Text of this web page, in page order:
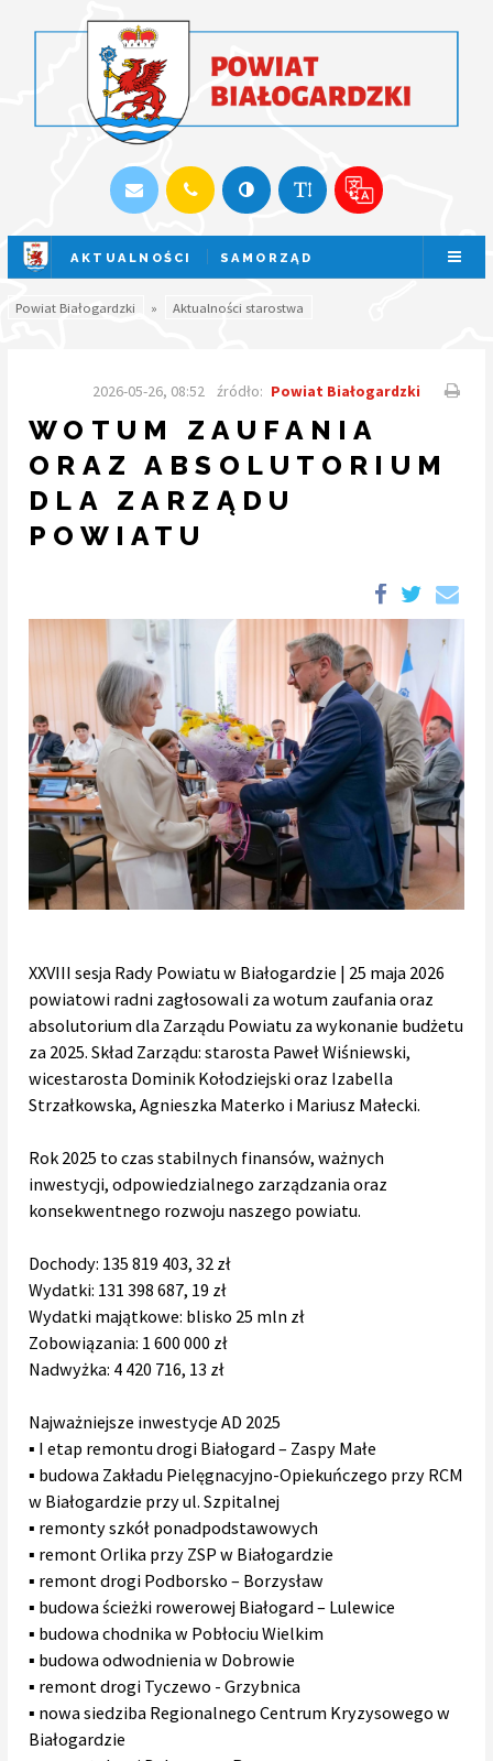
AKTUALNOŚCI SAMORZĄD
SESJA NA ŻYWO
Powiat Białogardzki » Aktualności starostwa
2026-05-26, 08:52 źródło: Powiat Białogardzki
WOTUM ZAUFANIA
ORAZ ABSOLUTORIUM
DLA ZARZĄDU
POWIATU
XXVIII sesja Rady Powiatu w Białogardzie | 25 maja 2026
powiatowi radni zagłosowali za wotum zaufania oraz
absolutorium dla Zarządu Powiatu za wykonanie budżetu
za 2025. Skład Zarządu: starosta Paweł Wiśniewski,
wicestarosta Dominik Kołodziejski oraz Izabella
Strzałkowska, Agnieszka Materko i Mariusz Małecki.
Rok 2025 to czas stabilnych finansów, ważnych
inwestycji, odpowiedzialnego zarządzania oraz
konsekwentnego rozwoju naszego powiatu.
Dochody: 135 819 403, 32 zł
Wydatki: 131 398 687, 19 zł
Wydatki majątkowe: blisko 25 mln zł
Zobowiązania: 1 600 000 zł
Nadwyżka: 4 420 716, 13 zł
Najważniejsze inwestycje AD 2025
▪️ I etap remontu drogi Białogard – Zaspy Małe
▪️ budowa Zakładu Pielęgnacyjno-Opiekuńczego przy RCM
w Białogardzie przy ul. Szpitalnej
▪️ remonty szkół ponadpodstawowych
▪️ remont Orlika przy ZSP w Białogardzie
▪️ remont drogi Podborsko – Borzysław
▪️ budowa ścieżki rowerowej Białogard – Lulewice
▪️ budowa chodnika w Pobłociu Wielkim
▪️ budowa odwodnienia w Dobrowie
▪️ remont drogi Tyczewo - Grzybnica
▪️ nowa siedziba Regionalnego Centrum Kryzysowego w
Białogardzie